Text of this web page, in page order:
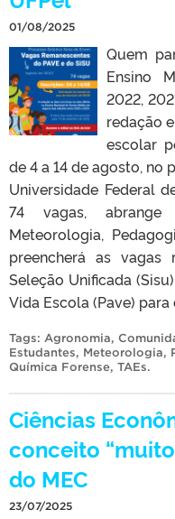
01/08/2025
Quem
Ensino
2022,
redação
escolar
de 4 a 14 de agosto,
Universidade Federal
74 vagas,
Meteorologia,
preencherá as vagas
Seleção Unificada
Vida Escola (Pave) para
Tags: Agronomia,
Estudantes, Meteorologia,
Química Forense, TAEs.
Ciências
conceito
do MEC
23/07/2025